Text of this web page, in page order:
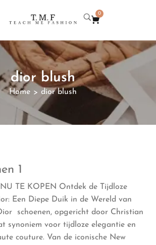
0
dior blush
Home > dior blush
1
TE KOPEN Ontdek de Tijdloze
Een Diepe Duik in de Wereld van
schoenen, opgericht door Christian
synoniem voor tijdloze elegantie en
couture. Van de iconische New